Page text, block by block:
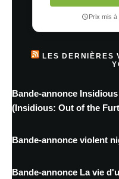
Prix mis
LES DERNIÈRES
Bande-annonce
(Insidious: Out of the
Bande-annonce violent
Bande-annonce La vie